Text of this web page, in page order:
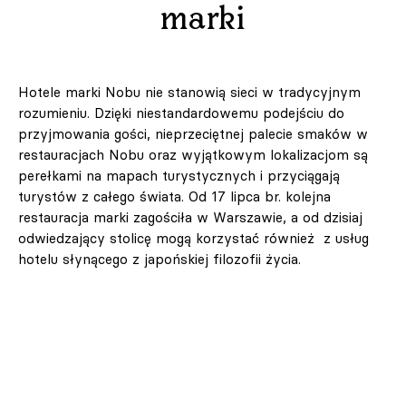
marki
Hotele marki Nobu nie stanowią sieci w tradycyjnym
rozumieniu. Dzięki niestandardowemu podejściu do
przyjmowania gości, nieprzeciętnej palecie smaków w
restauracjach Nobu oraz wyjątkowym lokalizacjom są
perełkami na mapach turystycznych i przyciągają
turystów z całego świata. Od 17 lipca br. kolejna
restauracja marki zagościła w Warszawie, a od dzisiaj
odwiedzający stolicę mogą korzystać również z usług
hotelu słynącego z japońskiej filozofii życia.